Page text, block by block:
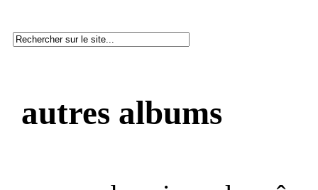
autres albums